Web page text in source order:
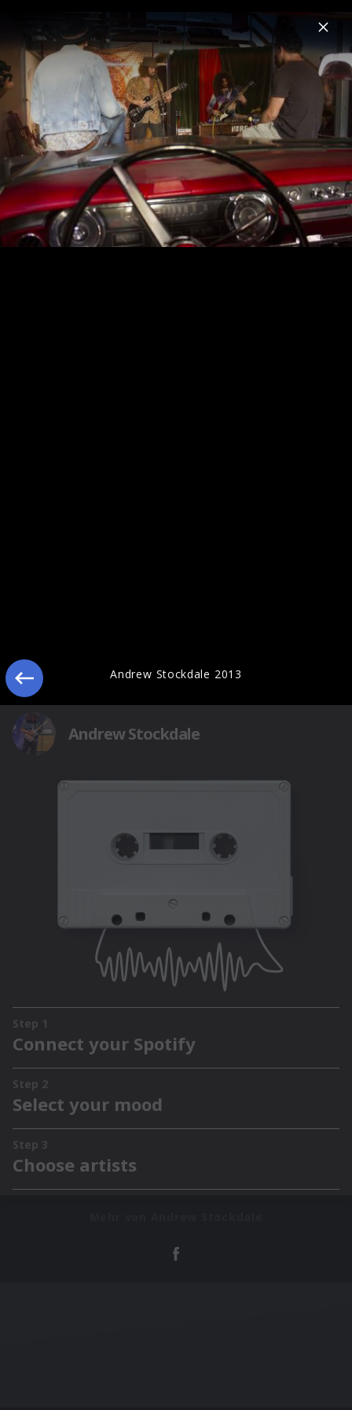
Menu
Andrew Stockdale
Home News Musik Videos Fotos Biografie
Andrew Stockdale 2013
Andrew Stockdale 2013